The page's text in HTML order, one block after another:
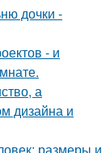
дочки -
- и
а
дизайна и